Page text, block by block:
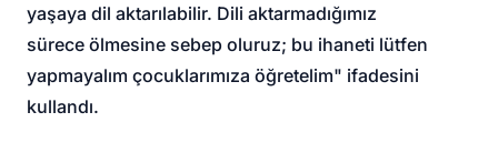
yaşaya dil aktarılabilir. Dili aktarmadığımız
sürece ölmesine sebep oluruz; bu ihaneti lütfen
yapmayalım çocuklarımıza öğretelim" ifadesini
kullandı.